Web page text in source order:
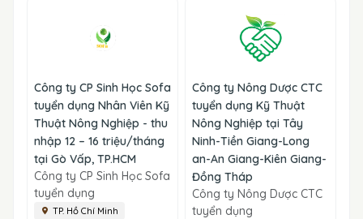
Công ty CP Sinh Học Sofa
tuyển dụng Nhân Viên Kỹ
Thuật Nông Nghiệp - thu
nhập 12 – 16 triệu/tháng
tại Gò Vấp, TP.HCM
Công ty CP Sinh Học Sofa
tuyển dụng
TP. Hồ Chí Minh
Công ty Nông Dược CTC
tuyển dụng Kỹ Thuật
Nông Nghiệp tại Tây
Ninh-Tiền Giang-Long
an-An Giang-Kiên Giang-
Đồng Tháp
Công ty Nông Dược CTC
tuyển dụng